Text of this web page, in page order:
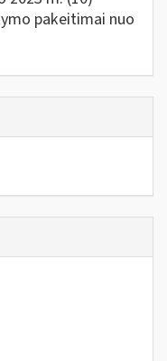
pakeitimai nuo